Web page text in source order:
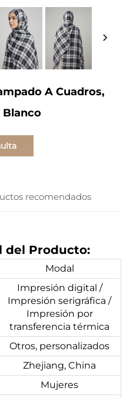
A Cuadros,
Blanco
recomendados
del Producto:
Modal
Impresión digital /
Impresión serigráfica /
Impresión por
transferencia térmica
Otros, personalizados
Zhejiang, China
Mujeres